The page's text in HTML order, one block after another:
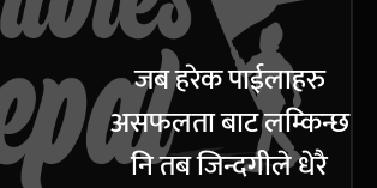
जब हरेक पाईलाहरु
असफलता बाट लम्किन्छ
नि तब जिन्दगीले धेरै